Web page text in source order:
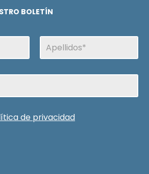
BOLETÍN
Apellidos
de privacidad